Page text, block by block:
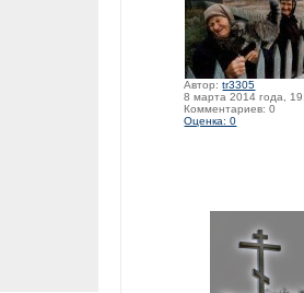
Автор:tr3305
8 марта 2014 года,
Комментариев: 0
Оценка: 0